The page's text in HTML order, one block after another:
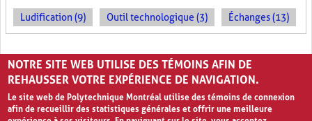
Ludification (9) Outil technologique (3) Échanges (13)
PAGES
1 2 › »
NOTRE SITE WEB UTILISE DES TÉMOINS AFIN DE
REHAUSSER VOTRE EXPÉRIENCE DE NAVIGATION.
Le site web de Polytechnique Montréal utilise des témoins de connexion
afin de recueillir des statistiques générales et offrir une meilleure